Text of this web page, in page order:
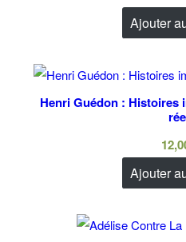
Ajouter
Henri Guédon : Histoires
Ajouter